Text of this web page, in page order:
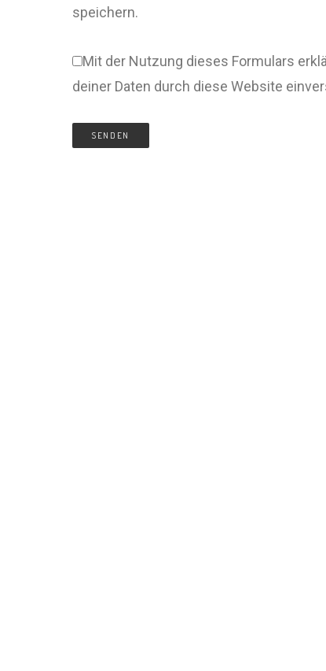
speichern.
Mit der Nutzung dieses Formulars
deiner Daten durch diese Website